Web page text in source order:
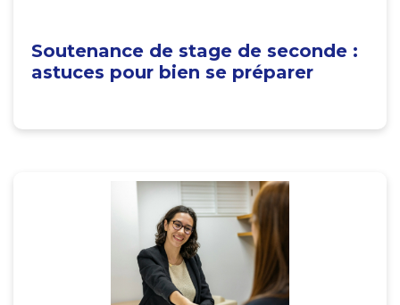
Soutenance de stage de seconde :
astuces pour bien se préparer